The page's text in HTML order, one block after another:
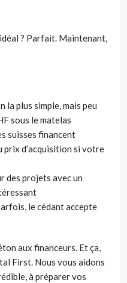
? Parfait. Maintenant,
la plus simple, mais peu
sous le matelas
suisses financent
prix d’acquisition si votre
des projets avec un
le cédant accepte
aux financeurs. Et ça,
First. Nous vous aidons
à préparer vos